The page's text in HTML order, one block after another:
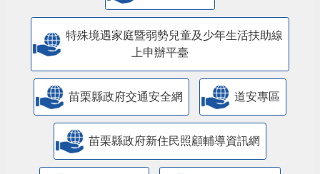
特殊境遇家庭暨弱勢兒童及少年生活扶助線
上申辦平臺
苗栗縣政府交通安全網 道安專區
苗栗縣政府新住民照顧輔導資訊網